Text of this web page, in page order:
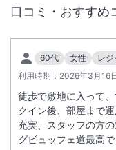
口コミ・おすすめ
60代 女性
レ
利用時期： 2026年3月16
徒歩で敷地に入って
クイン後、部屋まで
充実、スタッフの方
グビュッフェ道最高